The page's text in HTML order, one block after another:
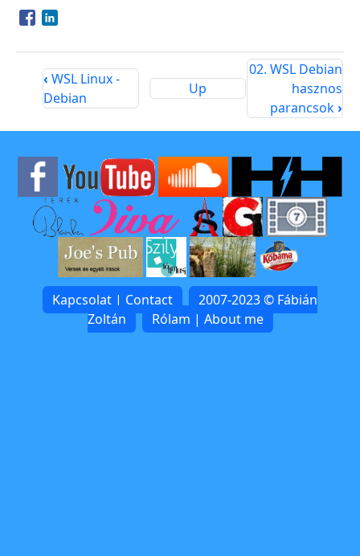
Opens in a new window
Opens in a new window
‹ WSL Linux -
Debian
Up
02. WSL Debian
hasznos
parancsok›
Kapcsolat | Contact
2007-2023 © Fábián
Zoltán
Rólam | About me